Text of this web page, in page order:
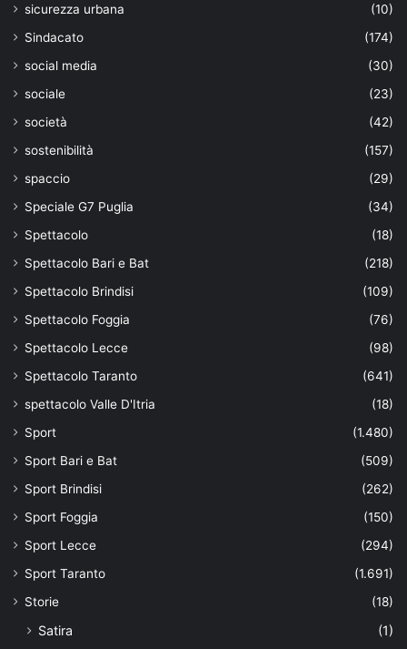
sicurezza urbana
(10)
Sindacato
(174)
social media
(30)
sociale
(23)
società
(42)
sostenibilità
(157)
spaccio
(29)
Speciale G7 Puglia
(34)
Spettacolo
(18)
Spettacolo Bari e Bat
(218)
Spettacolo Brindisi
(109)
Spettacolo Foggia
(76)
Spettacolo Lecce
(98)
Spettacolo Taranto
(641)
spettacolo Valle D'Itria
(18)
Sport
(1.480)
Sport Bari e Bat
(509)
Sport Brindisi
(262)
Sport Foggia
(150)
Sport Lecce
(294)
Sport Taranto
(1.691)
Storie
(18)
Satira (1)